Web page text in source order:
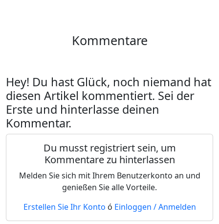
Kommentare
Hey! Du hast Glück, noch niemand hat
diesen Artikel kommentiert. Sei der
Erste und hinterlasse deinen
Kommentar.
Du musst registriert sein, um
Kommentare zu hinterlassen
Melden Sie sich mit Ihrem Benutzerkonto an und
genießen Sie alle Vorteile.
Erstellen Sie Ihr Konto ó Einloggen / Anmelden